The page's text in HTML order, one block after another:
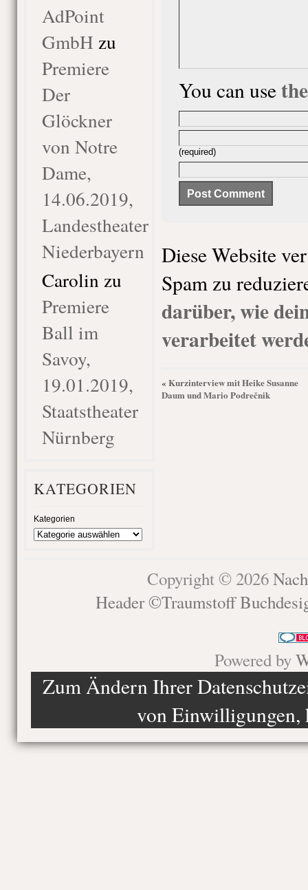
AdPoint
GmbH zu
Premiere
Der
Glöckner
von Notre
Dame,
14.06.2019,
Landestheater
Niederbayern
Carolin zu
Premiere
Ball im
Savoy,
19.01.2019,
Staatstheater
Nürnberg
KATEGORIEN
Kategorien
You can use
(required)
Diese Website
Spam zu
darüber, wie
verarbeitet
« Kurzinterview mit Heike Susanne
Daum und Mario Podrečnik
Copyright © 2026
Header ©Traumstoff
Powered by
Zum Ändern Ihrer
von